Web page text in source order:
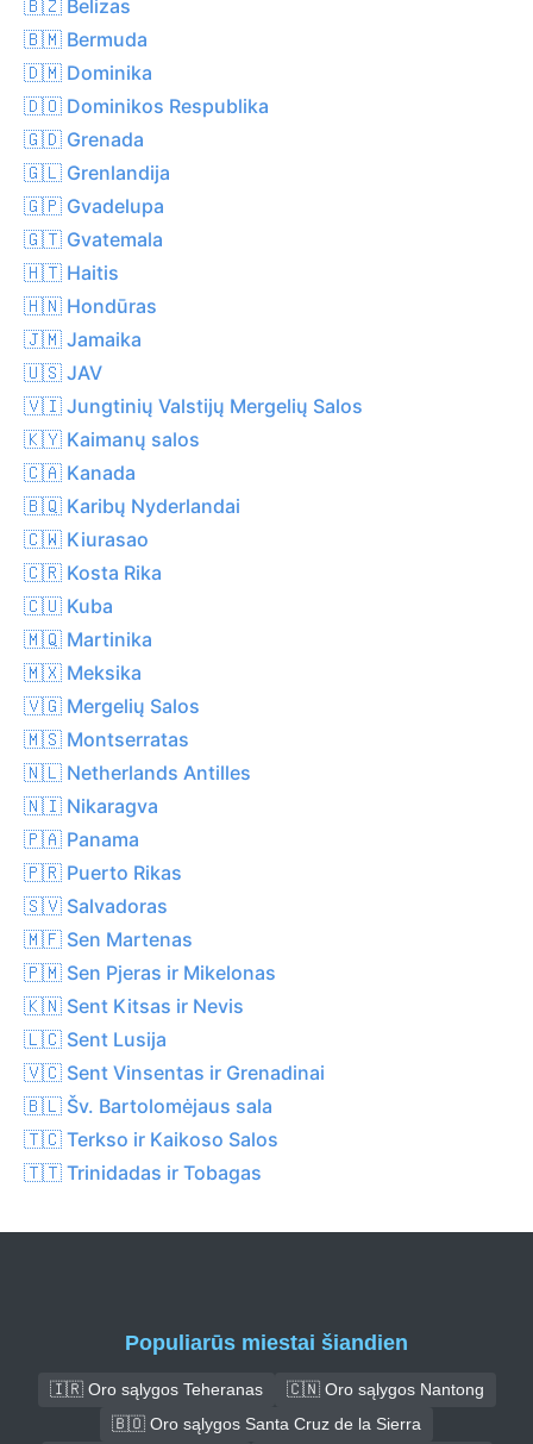
🇧🇿 Belizas
🇧🇲 Bermuda
🇩🇲 Dominika
🇩🇴 Dominikos Respublika
🇬🇩 Grenada
🇬🇱 Grenlandija
🇬🇵 Gvadelupa
🇬🇹 Gvatemala
🇭🇹 Haitis
🇭🇳 Hondūras
🇯🇲 Jamaika
🇺🇸 JAV
🇻🇮 Jungtinių Valstijų Mergelių Salos
🇰🇾 Kaimanų salos
🇨🇦 Kanada
🇧🇶 Karibų Nyderlandai
🇨🇼 Kiurasao
🇨🇷 Kosta Rika
🇨🇺 Kuba
🇲🇶 Martinika
🇲🇽 Meksika
🇻🇬 Mergelių Salos
🇲🇸 Montserratas
🇳🇱 Netherlands Antilles
🇳🇮 Nikaragva
🇵🇦 Panama
🇵🇷 Puerto Rikas
🇸🇻 Salvadoras
🇲🇫 Sen Martenas
🇵🇲 Sen Pjeras ir Mikelonas
🇰🇳 Sent Kitsas ir Nevis
🇱🇨 Sent Lusija
🇻🇨 Sent Vinsentas ir Grenadinai
🇧🇱 Šv. Bartolomėjaus sala
🇹🇨 Terkso ir Kaikoso Salos
🇹🇹 Trinidadas ir Tobagas
Populiarūs miestai šiandien
🇮🇷 Oro sąlygos Teheranas
🇨🇳 Oro sąlygos Nantong
🇧🇴 Oro sąlygos Santa Cruz de la Sierra